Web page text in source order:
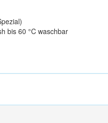
bis 60 °C waschbar